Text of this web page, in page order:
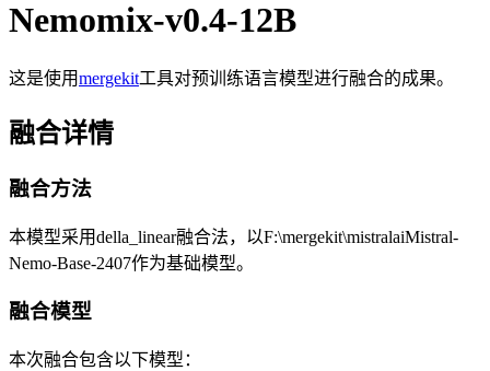
Nemomix-v0.4-12B
这是使用mergekit工具对预训练语言模型进行融合的成果。
融合详情
融合方法
本模型采用della_linear融合法，以F:\mergekit\mistralaiMistral-
Nemo-Base-2407作为基础模型。
融合模型
本次融合包含以下模型：